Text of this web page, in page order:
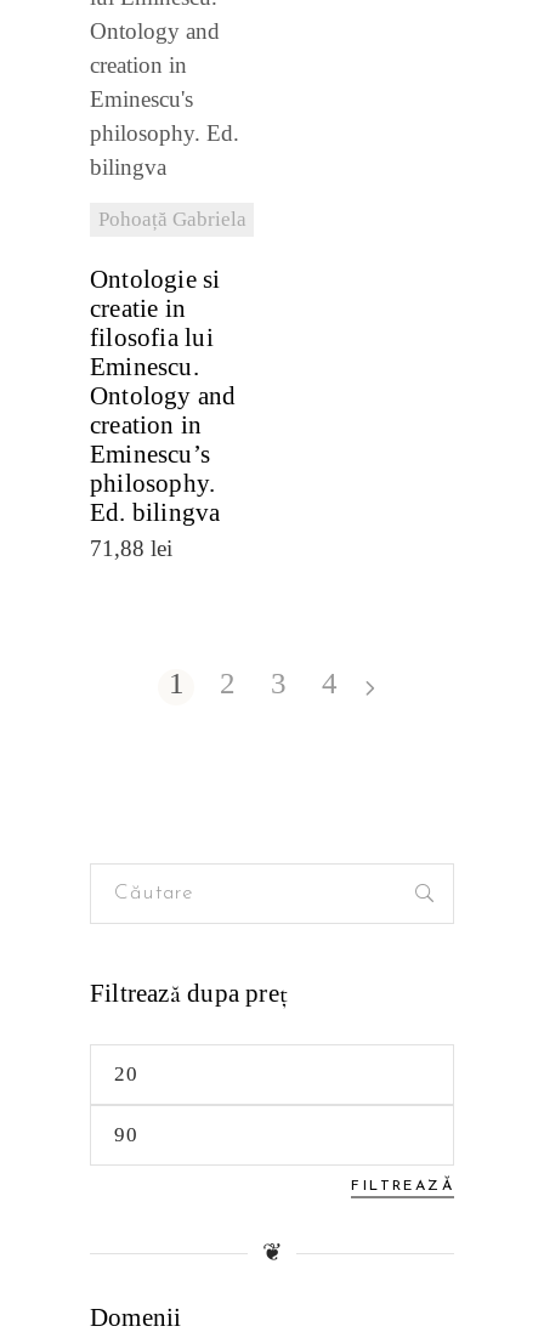
Pohoață Gabriela
DETALII
Ontologie si
creatie in
filosofia lui
Eminescu.
Ontology and
creation in
Eminescu’s
philosophy.
Ed. bilingva
71,88 lei
1 2 3 4
Search
Filtrează dupa preţ
FILTREAZĂ
❦
Domenii